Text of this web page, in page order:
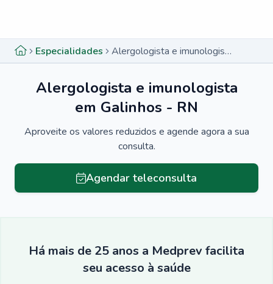
Especialidades Alergologista e imunologista em Galinhos - RN
Alergologista e imunologista
em Galinhos - RN
Aproveite os valores reduzidos e agende agora a sua
consulta.
Agendar teleconsulta
Há mais de 25 anos a Medprev facilita
seu acesso à saúde